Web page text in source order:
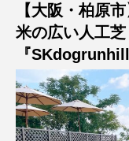
【大阪・柏原
米の広い人工
『